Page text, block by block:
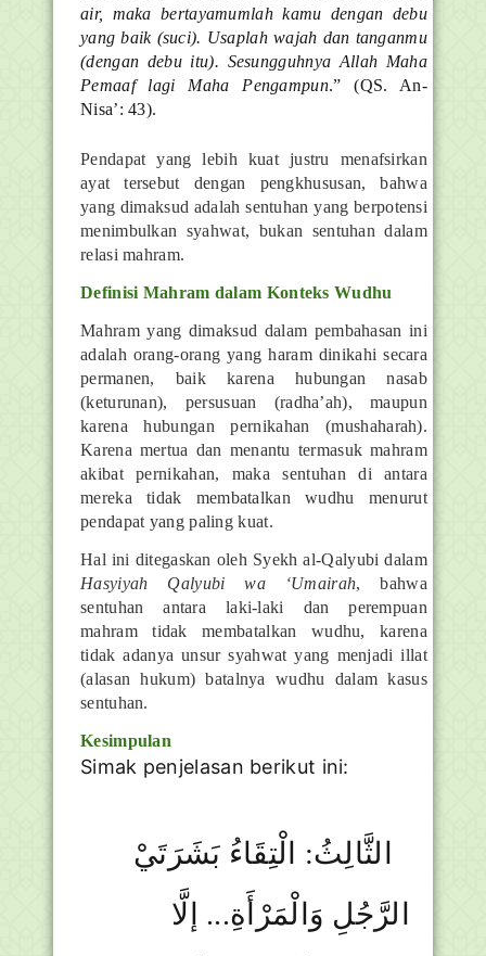
air, maka bertayamumlah kamu dengan debu
yang baik (suci). Usaplah wajah dan tanganmu
(dengan debu itu). Sesungguhnya Allah Maha
Pemaaf lagi Maha Pengampun.” (QS. An-
Nisa’: 43).
Pendapat yang lebih kuat justru menafsirkan
ayat tersebut dengan pengkhususan, bahwa
yang dimaksud adalah sentuhan yang berpotensi
menimbulkan syahwat, bukan sentuhan dalam
relasi mahram.
Definisi Mahram dalam Konteks Wudhu
Mahram yang dimaksud dalam pembahasan ini
adalah orang-orang yang haram dinikahi secara
permanen, baik karena hubungan nasab
(keturunan), persusuan (radha’ah), maupun
karena hubungan pernikahan (mushaharah).
Karena mertua dan menantu termasuk mahram
akibat pernikahan, maka sentuhan di antara
mereka tidak membatalkan wudhu menurut
pendapat yang paling kuat.
Hal ini ditegaskan oleh Syekh al-Qalyubi dalam
Hasyiyah Qalyubi wa ‘Umairah, bahwa
sentuhan antara laki-laki dan perempuan
mahram tidak membatalkan wudhu, karena
tidak adanya unsur syahwat yang menjadi illat
(alasan hukum) batalnya wudhu dalam kasus
sentuhan.
Kesimpulan
Simak penjelasan berikut ini:
الثَّالِثُ: الْتِقَاءُ بَشَرَتَيْ
الرَّجُلِ وَالْمَرْأَةِ... إلَّا